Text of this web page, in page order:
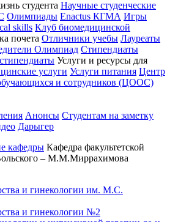
студента Научные студенческие
Олимпиады Enactus КГМА Игры
skills Клуб биомедицинской
почета Отличники учебы Лауреаты
Олимпиад Стипендиаты
Услуги и ресурсы для
услуги Услуги питания Центр
и сотрудников (ЦООС)
Анонсы Студентам на заметку
Дарыгер
кафедры Кафедра факультетской
– М.М.Миррахимова
и гинекологии им. М.С.
и гинекологии №2